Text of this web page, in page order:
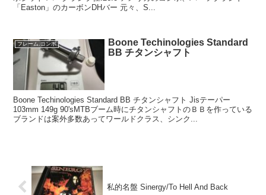
「Easton」のカーボンDHバー 元々、S...
フレーム.コンポ
Boone Techinologies Standard
BB チタンシャフト
Boone Techinologies Standard BB チタンシャフト Jisテーパー
103mm 149g 90'sMTBブーム時にチタンシャフトのＢＢを作っている
ブランドは案外多数あってワールドクラス、シンク...
私的名盤 Sinergy/To Hell And Back